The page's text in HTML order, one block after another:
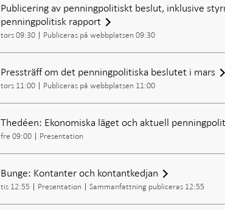
Publicering av penningpolitiskt beslut, inklusive
penningpolitisk rapport
tors 09:30 Publiceras på webbplatsen 09:30
Pressträff om det penningpolitiska beslutet i mars
tors 11:00 Publiceras på webbplatsen 11:00
Thedéen: Ekonomiska läget och aktuell
fre 09:00 Presentation
Bunge: Kontanter och kontantkedjan
tis 12:55 Presentation Sammanfattning publiceras 12:55